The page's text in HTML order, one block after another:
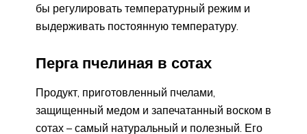
бы регулировать температурный режим и
выдерживать постоянную температуру.
Перга пчелиная в сотах
Продукт, приготовленный пчелами,
защищенный медом и запечатанный воском в
сотах – самый натуральный и полезный. Его